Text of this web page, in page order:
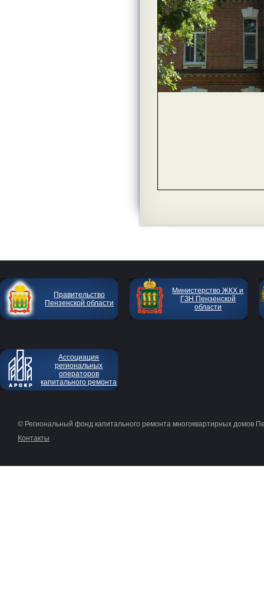
Правительство
Пензенской области
Министерство ЖКХ и
ГЗН Пензенской
области
Ассоциация
региональных
операторов
капитального ремонта
© Региональный фонд капитального ремонта многоквартирных домов
Контакты